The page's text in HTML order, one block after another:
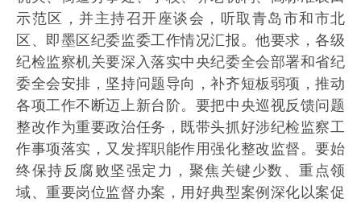
示范区，并主持召开座谈会，听取青岛市和市北
区、即墨区纪委监委工作情况汇报。他要求，各级
纪检监察机关要深入落实中央纪委全会部署和省纪
委全会安排，坚持问题导向，补齐短板弱项，推动
各项工作不断迈上新台阶。要把中央巡视反馈问题
整改作为重要政治任务，既带头抓好涉纪检监察工
作事项落实，又发挥职能作用强化整改监督。要始
终保持反腐败坚强定力，聚焦关键少数、重点领
域、重要岗位监督办案，用好典型案例深化以案促